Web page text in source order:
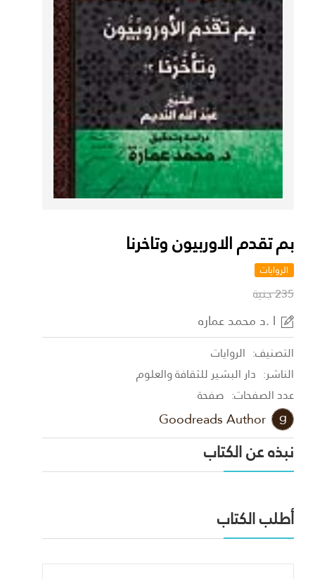
بم تقدم الاوربيون وتاخرنا
الروايات
235 جنية
ا .د محمد عماره
التصنيف: الروايات
الناشر: دار البشير للثقافة والعلوم
عدد الصفحات: صفحة
Goodreads Author
نبذه عن الكتاب
أطلب الكتاب